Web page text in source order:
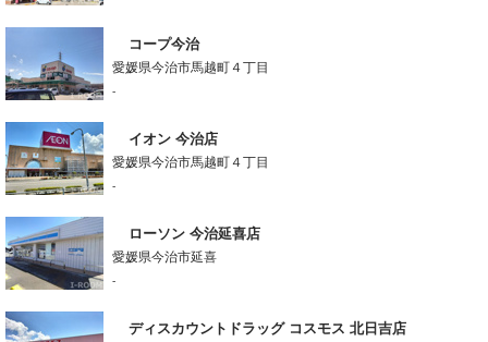
コープ今治
愛媛県今治市馬越町４丁目
-
イオン 今治店
愛媛県今治市馬越町４丁目
-
ローソン 今治延喜店
愛媛県今治市延喜
-
ディスカウントドラッグ コスモス 北日吉店